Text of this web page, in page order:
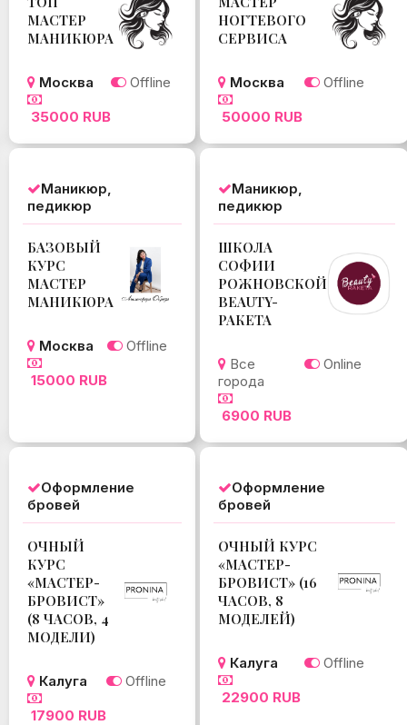
МАСТЕР
МАНИКЮРА
Москва
Offline
35000 RUB
НОГТЕВОГО
СЕРВИСА
Москва
Offline
50000 RUB
Маникюр,
педикюр
БАЗОВЫЙ
КУРС
МАСТЕР
МАНИКЮРА
Москва
Offline
15000 RUB
Маникюр,
педикюр
ШКОЛА
СОФИИ
РОЖНОВСКОЙ
BEAUTY-
РАКЕТА
Все
города
Online
6900 RUB
Оформление
бровей
ОЧНЫЙ
КУРС
«МАСТЕР-
БРОВИСТ»
(8 ЧАСОВ, 4
МОДЕЛИ)
Калуга
Offline
17900 RUB
Оформление
бровей
ОЧНЫЙ КУРС
«МАСТЕР-
БРОВИСТ» (16
ЧАСОВ, 8
МОДЕЛЕЙ)
Калуга
Offline
22900 RUB